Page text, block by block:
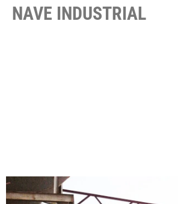
NAVE INDUSTRIAL